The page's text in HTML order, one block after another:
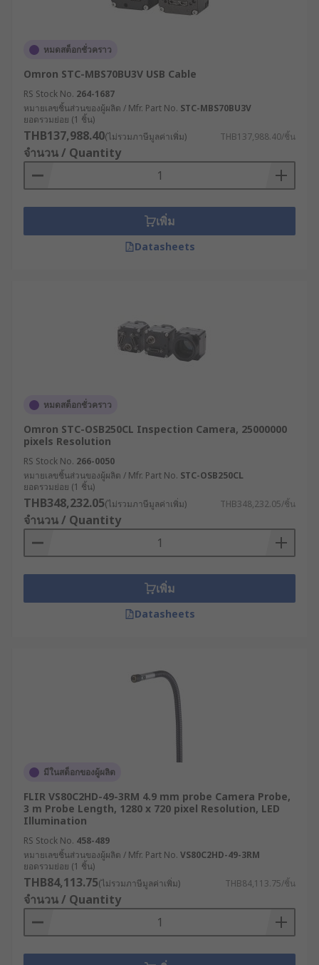
หมดสต็อกชั่วคราว
Omron STC-MBS70BU3V USB Cable
RS Stock No. 264-1687
หมายเลขชิ้นส่วนของผู้ผลิต / Mfr. Part No. STC-MBS70BU3V
ยอดรวมย่อย (1 ชิ้น)
THB137,988.40(ไม่รวมภาษีมูลค่าเพิ่ม) THB137,988.40/ชิ้น
จำนวน / Quantity
เพิ่ม
Datasheets
หมดสต็อกชั่วคราว
Omron STC-OSB250CL Inspection Camera, 25000000
pixels Resolution
RS Stock No. 266-0050
หมายเลขชิ้นส่วนของผู้ผลิต / Mfr. Part No. STC-OSB250CL
ยอดรวมย่อย (1 ชิ้น)
THB348,232.05(ไม่รวมภาษีมูลค่าเพิ่ม) THB348,232.05/ชิ้น
จำนวน / Quantity
เพิ่ม
Datasheets
มีในสต็อกของผู้ผลิต
FLIR VS80C2HD-49-3RM 4.9 mm probe Camera Probe,
3 m Probe Length, 1280 x 720 pixel Resolution, LED
Illumination
RS Stock No. 458-489
หมายเลขชิ้นส่วนของผู้ผลิต / Mfr. Part No. VS80C2HD-49-3RM
ยอดรวมย่อย (1 ชิ้น)
THB84,113.75(ไม่รวมภาษีมูลค่าเพิ่ม) THB84,113.75/ชิ้น
จำนวน / Quantity